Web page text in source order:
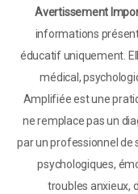
Avertissement
informations
éducatif uniquement.
médical,
Amplifiée est une
ne remplace pas un
par un professionnel de
psychologiques,
troubles anxieux,